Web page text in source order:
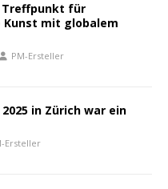
Treffpunkt für
mit globalem
PM-Ersteller
in Zürich war ein
Ersteller